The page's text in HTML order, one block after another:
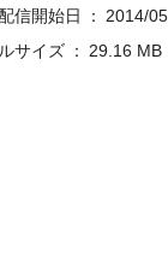
信開始日
2014/
サイズ
29.16 MB